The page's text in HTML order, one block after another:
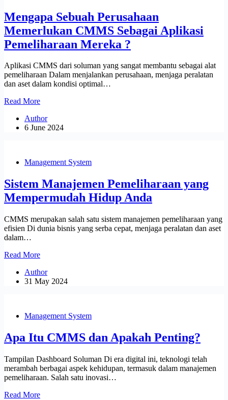
Mengapa Sebuah Perusahaan
Memerlukan CMMS Sebagai Aplikasi
Pemeliharaan Mereka ?
Aplikasi CMMS dari soluman yang sangat membantu sebagai alat
pemeliharaan Dalam menjalankan perusahaan, menjaga peralatan
dan aset dalam kondisi optimal…
Read MoreMengapa
Perusahaan
Memerlukan
Pemeliharaan
?
Author
6 June 2024
Management System
Sistem Manajemen Pemeliharaan yang
Mempermudah Hidup Anda
CMMS merupakan salah satu sistem manajemen pemeliharaan yang
efisien Di dunia bisnis yang serba cepat, menjaga peralatan dan aset
dalam…
Read MoreSistem
Pemeliharaan
yang
Author
31 May 2024
Management System
Apa Itu CMMS dan Apakah Penting?
Tampilan Dashboard Soluman Di era digital ini, teknologi telah
merambah berbagai aspek kehidupan, termasuk dalam manajemen
pemeliharaan. Salah satu inovasi…
Read MoreApa